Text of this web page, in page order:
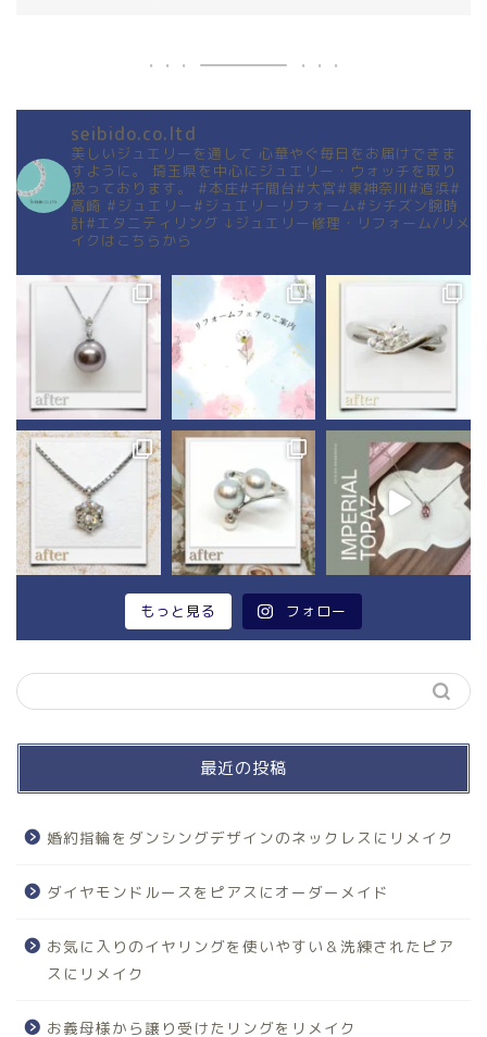
seibido.co.ltd
美しいジュエリーを通して 心華やぐ毎日をお届けできま
すように。
埼玉県を中心にジュエリー・ウォッチを取り
扱っております。
#本庄#千間台#大宮#東神奈川#追浜#
高崎 #ジュエリー#ジュエリーリフォーム#シチズン腕時
計#エタニティリング ↓ジュエリー修理・リフォーム/リメ
イクはこちらから
もっと見る フォロー
最近の投稿
婚約指輪をダンシングデザインのネックレスにリメイク
ダイヤモンドルースをピアスにオーダーメイド
お気に入りのイヤリングを使いやすい＆洗練されたピア
スにリメイク
お義母様から譲り受けたリングをリメイク